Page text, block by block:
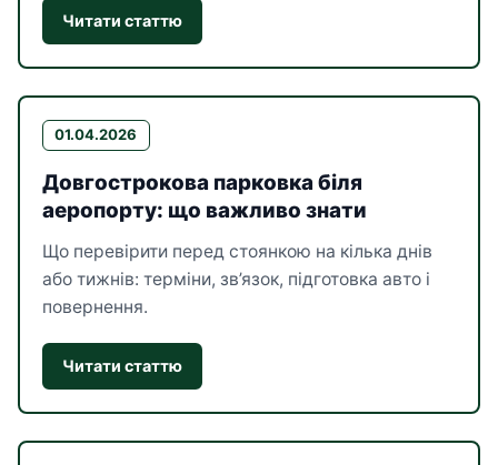
Читати статтю
01.04.2026
Довгострокова парковка біля
аеропорту: що важливо знати
Що перевірити перед стоянкою на кілька днів
або тижнів: терміни, зв’язок, підготовка авто і
повернення.
Читати статтю